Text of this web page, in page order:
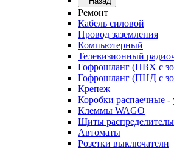
Ремонт
Кабель силовой
Провод заземления
Компьютерный
Телевизионный
Гофрошланг (ПВХ с
Гофрошланг (ПНД с
Крепеж
Коробки распаечные -
Клеммы WAGO
Щиты
Автоматы
Розетки выключатели